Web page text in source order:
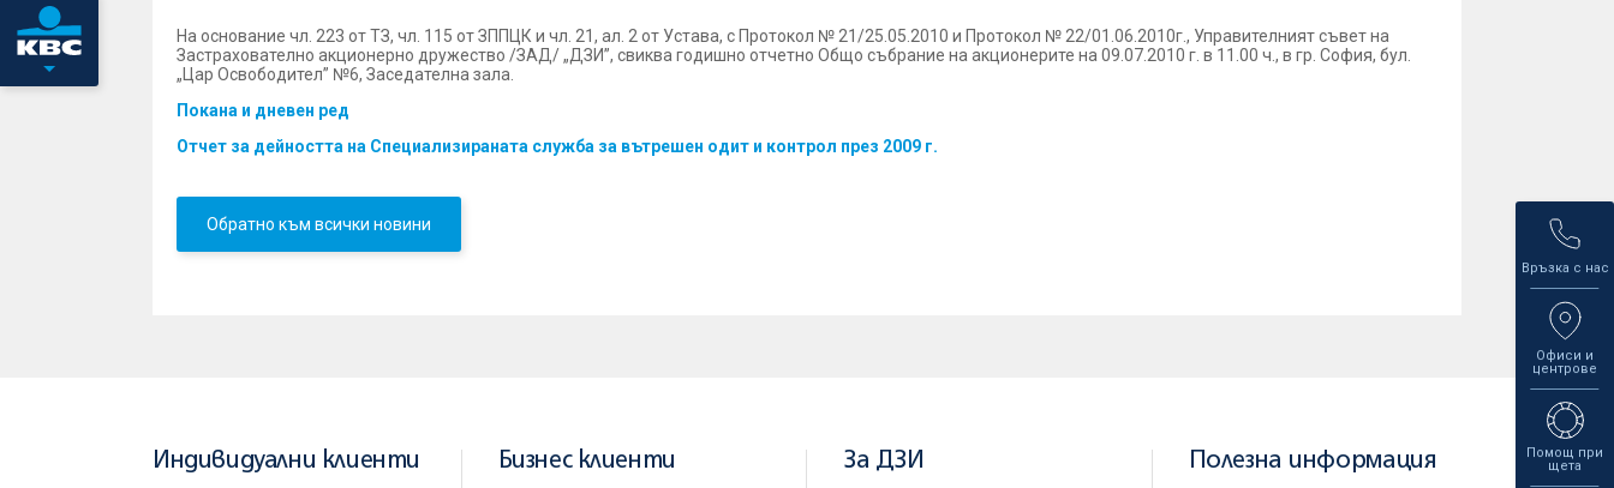
Връзка с нас
Офиси и
центрове
Помощ при
щета
На основание чл. 223 от ТЗ, чл. 115 от ЗППЦК и чл. 21, ал. 2 от Устава, с Протокол № 21/25.05.2010 и Протокол № 22/01.06.2010г., Управителният съвет на
Застрахователно акционерно дружество /ЗАД/ „ДЗИ”, свиква годишно отчетно Общо събрание на акционерите на 09.07.2010 г. в 11.00 ч., в гр. София, бул.
„Цар Освободител” №6, Заседателна зала.
Покана и дневен ред
Отчет за дейността на Специализираната служба за вътрешен одит и контрол през 2009 г.
Обратно към всички новини
Индивидуални клиенти Бизнес клиенти За ДЗИ Полезна информация